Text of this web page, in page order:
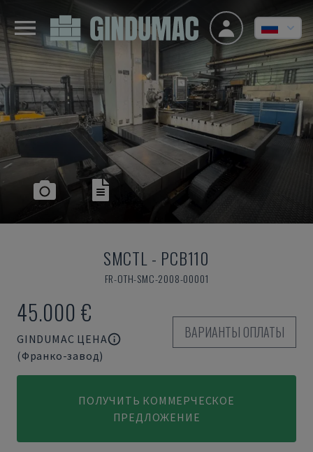
SMCTL - PCB110
FR-OTH-SMC-2008-00001
45.000 €
GINDUMAC ЦЕНА
(Франко-завод)
ВАРИАНТЫ ОПЛАТЫ
ПОЛУЧИТЬ КОММЕРЧЕСКОЕ
ПРЕДЛОЖЕНИЕ